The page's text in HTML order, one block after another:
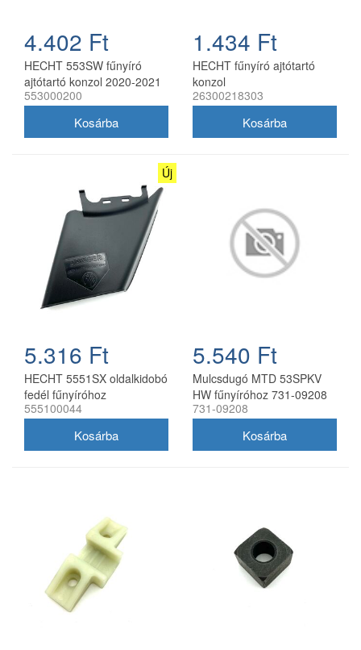
4.402 Ft
HECHT 553SW fűnyíró
ajtótartó konzol 2020-2021
553000200
1.434 Ft
HECHT fűnyíró ajtótartó
konzol
26300218303
Új
5.316 Ft
HECHT 5551SX oldalkidobó
fedél fűnyíróhoz
555100044
5.540 Ft
Mulcsdugó MTD 53SPKV
HW fűnyíróhoz 731-09208
731-09208